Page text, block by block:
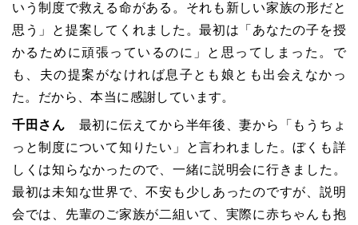
いう制度で救える命がある。それも新しい家族の形だと
思う」と提案してくれました。最初は 「 あなたの子を授
かるために頑張っているのに」と思ってしまった。で
も、夫の提案がなければ息子とも娘とも出会えなかっ
た。だから、本当に感謝しています。
千田さん 最初に伝えてから半年後、妻から 「 もうちょ
っと制度について知りたい 」
と言われました。ぼくも詳
しくは知らなかったので、一緒に説明会に行きました。
最初は未知な世界で、不安も少しあったのですが、説明
会では、先輩のご家族が二組いて、実際に赤ちゃんも抱